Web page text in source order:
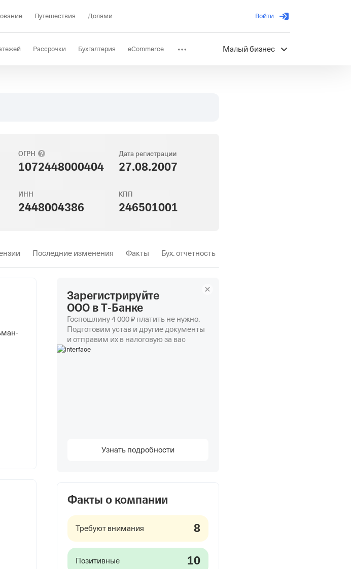
Путешествия Долями Войти
Рассрочки Бухгалтерия eCommerce Малый бизнес
ОГРН
1072448000404
Дата регистрации
27.08.2007
ИНН
2448004386
КПП
246501001
Последние изменения Факты Бух. отчетность
Зарегистрируйте
ООО в Т‑Банке
Госпошлину 4 000 ₽ платить не нужно.
Подготовим устав и другие документы
и отправим их в налоговую за вас
Узнать подробности
Факты о компании
Требуют внимания 8
Позитивные 10